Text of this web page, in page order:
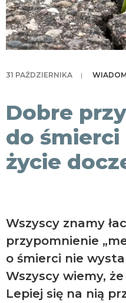
31 PAŹDZIERNIKA |
Dobre
do śmierci
życie
Wszyscy znamy
przypomnienie
o śmierci nie
Wszyscy wiemy,
Lepiej się na nią